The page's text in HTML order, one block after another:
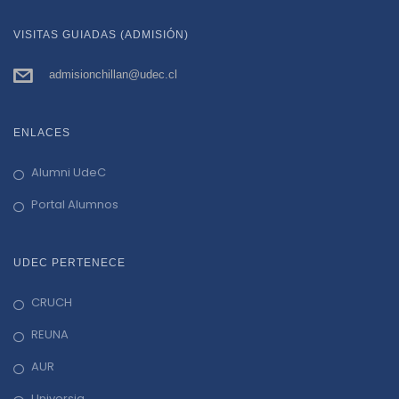
i
g
t
i
o
n
VISITAS GUIADAS (ADMISIÓN)
admisionchillan@udec.cl
ENLACES
Alumni UdeC
Portal Alumnos
UDEC PERTENECE
CRUCH
REUNA
AUR